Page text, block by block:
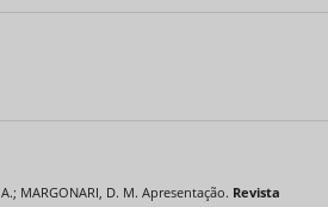
MARGONARI, D. M. Apresentação. Revista